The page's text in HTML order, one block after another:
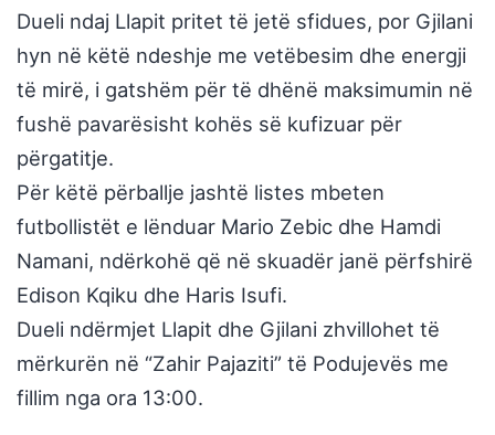
Dueli ndaj Llapit pritet të jetë sfidues, por Gjilani
hyn në këtë ndeshje me vetëbesim dhe energji
të mirë, i gatshëm për të dhënë maksimumin në
fushë pavarësisht kohës së kufizuar për
përgatitje.
Për këtë përballje jashtë listes mbeten
futbollistët e lënduar Mario Zebic dhe Hamdi
Namani, ndërkohë që në skuadër janë përfshirë
Edison Kqiku dhe Haris Isufi.
Dueli ndërmjet Llapit dhe Gjilani zhvillohet të
mërkurën në “Zahir Pajaziti” të Podujevës me
fillim nga ora 13:00.